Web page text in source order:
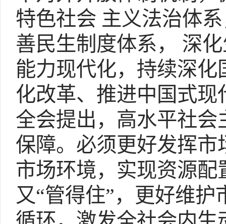
特色社会 主义法治体
善民生制度体系， 深
能力现代化，持续深
化改革、推进中国式现
全会提出，高水平社
保障。必须更好发挥
市场环境，实现资源配
又“管得住”，更好维